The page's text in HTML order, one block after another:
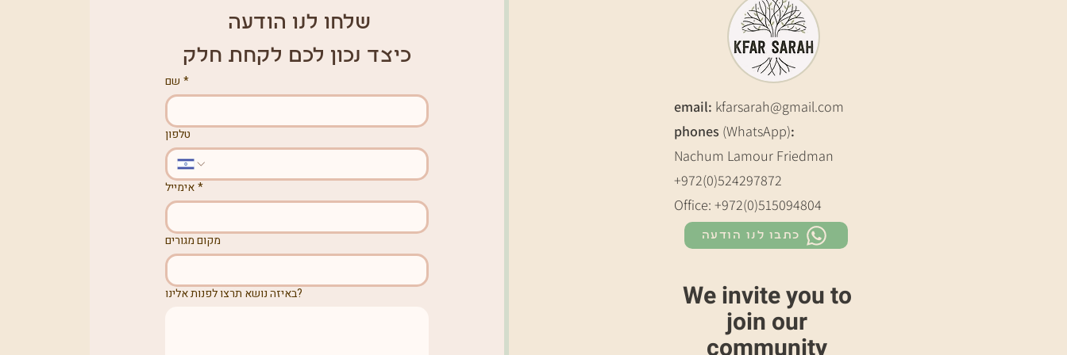
שלחו לנו הודעה
כיצד נכון לכם לקחת חלק
שם *
טלפון
אימייל*
מקום מגורים
באיזה נושא תרצו לפנות אלינו?
email: kfarsarah@gmail.com
phones (WhatsApp):
Nachum Lamour Friedman
+972(0)524297872
Office: +972(0)515094804
כתבו לנו הודעה
We invite you to
join our